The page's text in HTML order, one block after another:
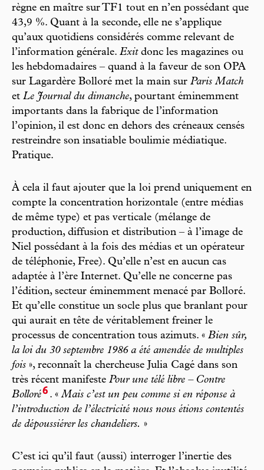
règne en maître sur TF1 tout en n’en possédant que
43,9 %. Quant à la seconde, elle ne s’applique
qu’aux quotidiens considérés comme relevant de
l’information générale. Exitdonc les magazines ou
les hebdomadaires – quand à la faveur de son OPA
sur Lagardère Bolloré met la main sur Paris Match
et Le Journal du dimanche, pourtant éminemment
importants dans la fabrique de l’information
l’opinion, il est donc en dehors des créneaux censés
restreindre son insatiable boulimie médiatique.
Pratique.
À cela il faut ajouter que la loi prend uniquement en
compte la concentration horizontale (entre médias
de même type) et pas verticale (mélange de
production, diffusion et distribution – à l’image de
Niel possédant à la fois des médias et un opérateur
de téléphonie, Free). Qu’elle n’est en aucun cas
adaptée à l’ère Internet. Qu’elle ne concerne pas
l’édition, secteur éminemment menacé par Bolloré.
Et qu’elle constitue un socle plus que branlant pour
qui aurait en tête de véritablement freiner le
processus de concentration tous azimuts. « Bien sûr,
la loi du 30 septembre 1986 a été amendée de multiples
fois », reconnaît la chercheuse Julia Cagé dans son
très récent manifeste Pour une télé libre – Contre
Bolloré6 . «Mais c’est un peu comme si en réponse à
l’introduction de l’électricité nous nous étions contentés
de dépoussiérer les chandeliers. »
C’est ici qu’il faut (aussi) interroger l’inertie des